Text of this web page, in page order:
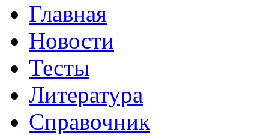
Главная
Новости
Тесты
Литература
Справочник